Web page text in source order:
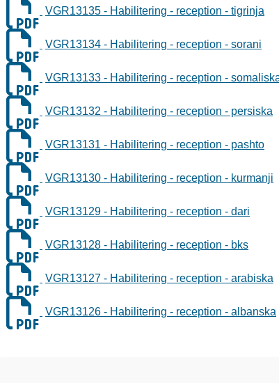
VGR13135 - Habilitering - reception - tigrinja
VGR13134 - Habilitering - reception - sorani
VGR13133 - Habilitering - reception -
VGR13132 - Habilitering - reception - persiska
VGR13131 - Habilitering - reception - pashto
VGR13130 - Habilitering - reception - kurmanji
VGR13129 - Habilitering - reception - dari
VGR13128 - Habilitering - reception - bks
VGR13127 - Habilitering - reception - arabiska
VGR13126 - Habilitering - reception - albanska